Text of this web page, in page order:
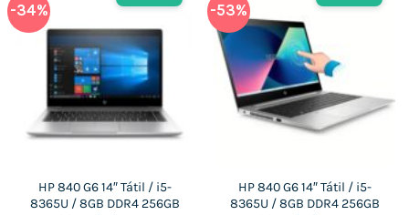
-34%
HP 840 G6 14″ Tátil / i5-
8365U / 8GB DDR4 256GB
-53%
HP 840 G6 14″ Tátil / i5-
8365U / 8GB DDR4 256GB